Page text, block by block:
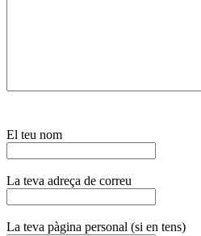
El teu nom
La teva adreça de correu
La teva pàgina personal (si en tens)